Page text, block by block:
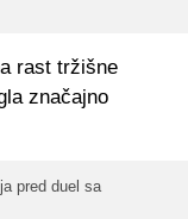
rast tržišne
značajno
pred duel sa